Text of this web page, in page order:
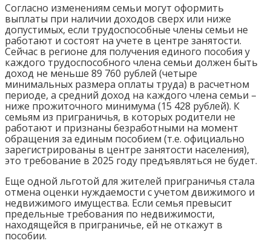
Согласно изменениям семьи могут оформить
выплаты при наличии доходов сверх или ниже
допустимых, если трудоспособные члены семьи не
работают и состоят на учете в центре занятости.
Сейчас в регионе для получения единого пособия у
каждого трудоспособного члена семьи должен быть
доход не меньше 89 760 рублей (четыре
минимальных размера оплаты труда) в расчетном
периоде, а средний доход на каждого члена семьи –
ниже прожиточного минимума (15 428 рублей). К
семьям из приграничья, в которых родители не
работают и признаны безработными на момент
обращения за единым пособием (т.е. официально
зарегистрированы в центре занятости населения),
это требование в 2025 году предъявляться не будет.
Еще одной льготой для жителей приграничья стала
отмена оценки нуждаемости с учетом движимого и
недвижимого имущества. Если семья превысит
предельные требования по недвижимости,
находящейся в приграничье, ей не откажут в
пособии.